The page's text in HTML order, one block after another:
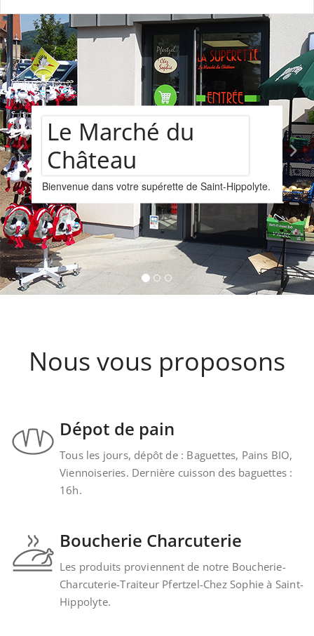
château
du
de Saint-Hippolyte.
vins
Nous vous
provenant de la
Kintzheim-St-
Nous vous proposons
Dépot de pain
Tous les jours, dépôt de : Baguettes, Pains BIO,
Viennoiseries. Dernière cuisson des baguettes :
16h.
Boucherie Charcuterie
Les produits proviennent de notre Boucherie-
Charcuterie-Traiteur Pfertzel-Chez Sophie à Saint-
Hippolyte.